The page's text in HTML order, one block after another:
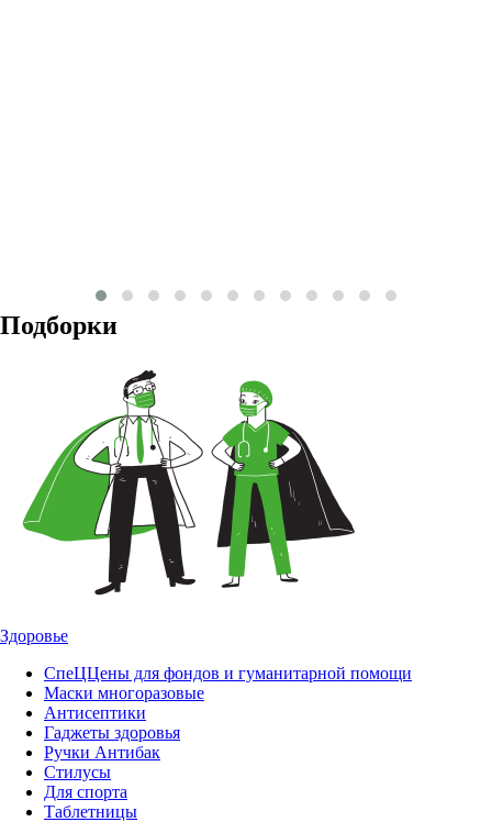
Подборки
Здоровье
СпеЦЦены для фондов и гуманитарной помощи
Маски многоразовые
Антисептики
Гаджеты здоровья
Ручки Антибак
Стилусы
Для спорта
Таблетницы